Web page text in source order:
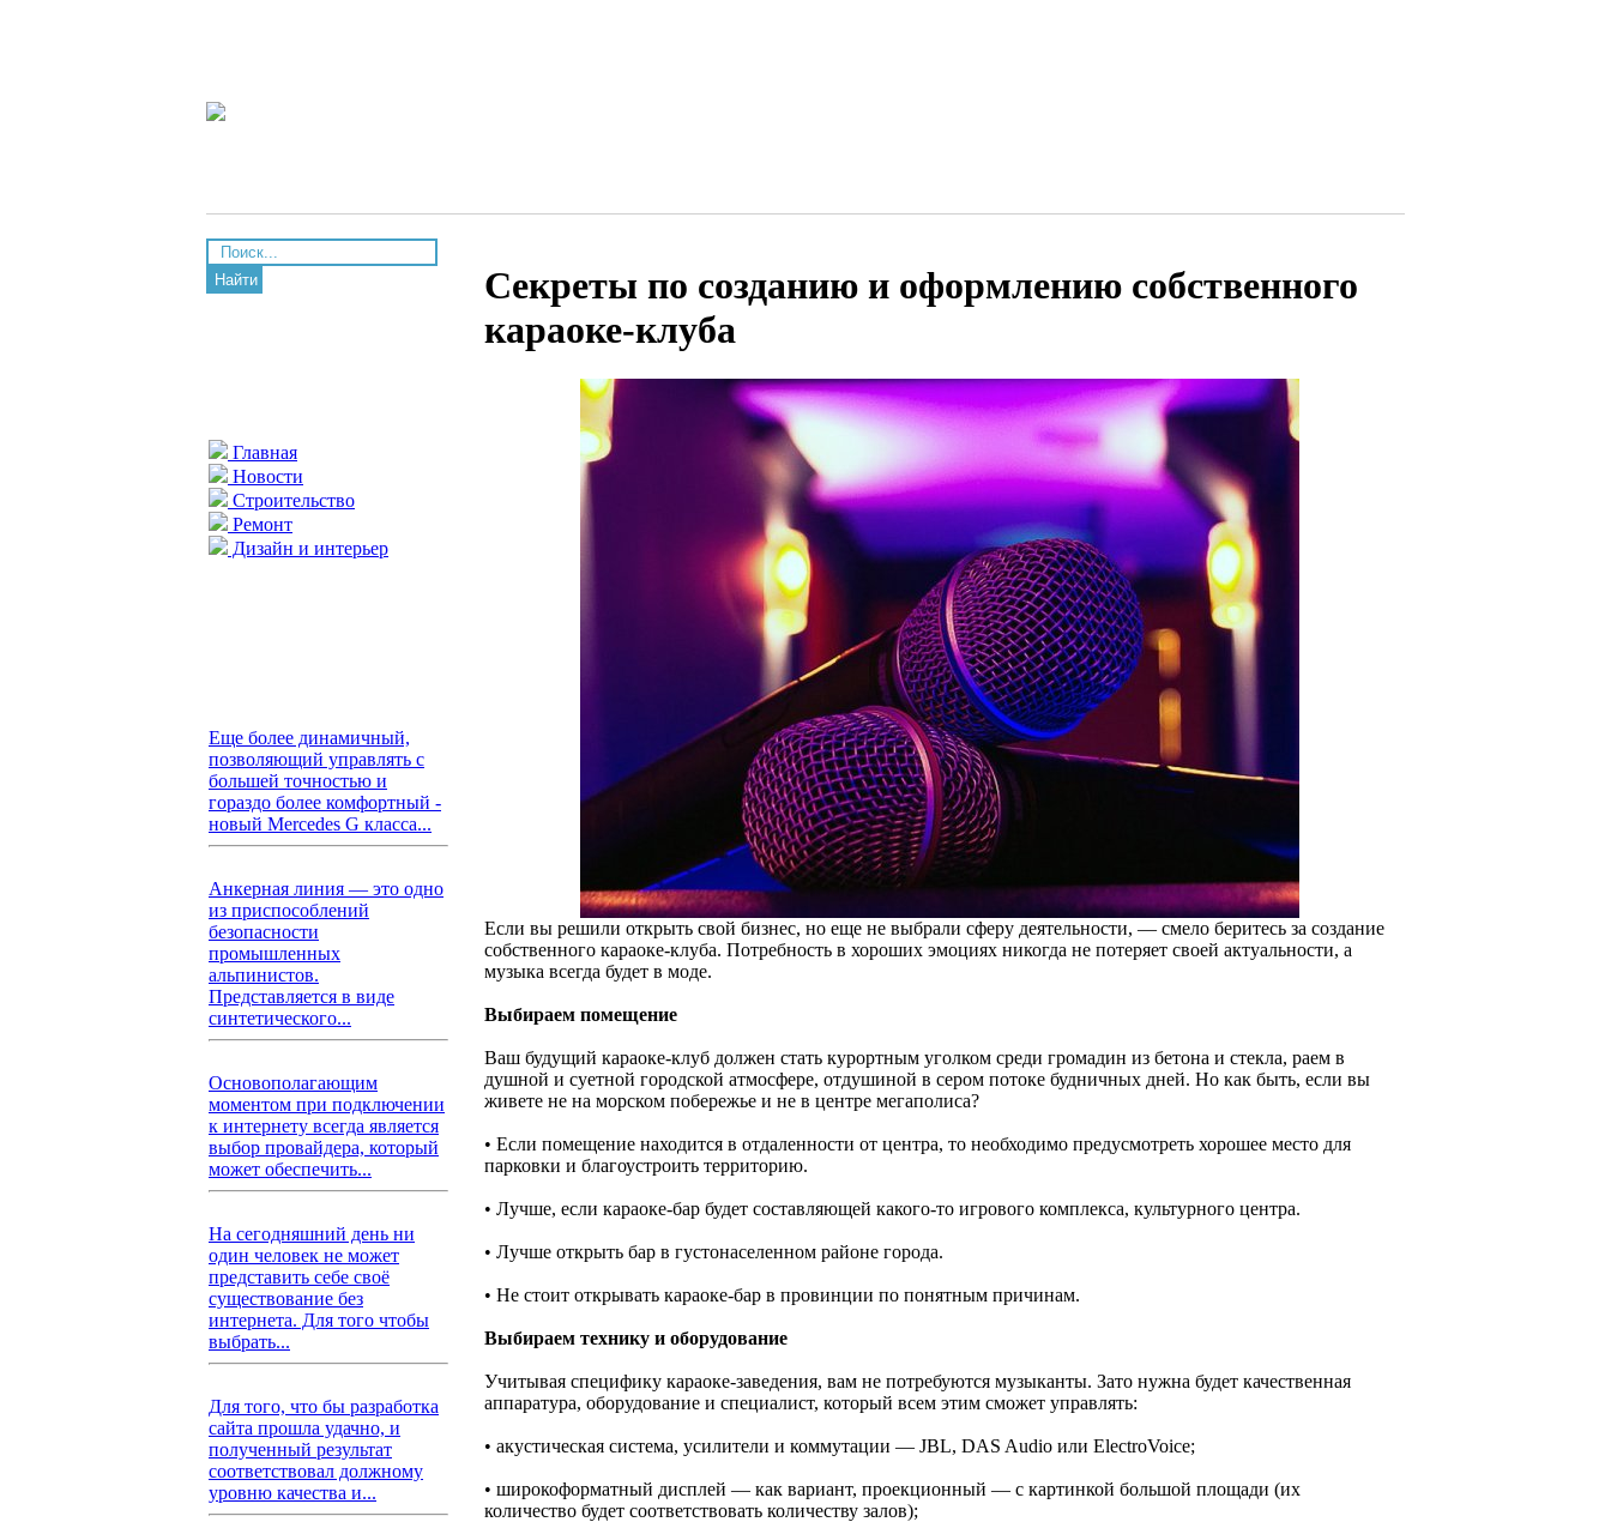
Найти
Главная
Новости
Строительство
Ремонт
Дизайн и интерьер
Еще более динамичный,
позволяющий управлять с
большей точностью и
гораздо более комфортный -
новый Mercedes G класса...
Анкерная линия — это одно
из приспособлений
безопасности
промышленных
альпинистов.
Представляется в виде
синтетического...
Основополагающим
моментом при подключении
к интернету всегда является
выбор провайдера, который
может обеспечить...
На сегодняшний день ни
один человек не может
представить себе своё
существование без
интернета. Для того чтобы
выбрать...
Для того, что бы разработка
сайта прошла удачно, и
полученный результат
соответствовал должному
уровню качества и...
Секреты по созданию и оформлению собственного
караоке-клуба
Если вы решили открыть свой бизнес, но еще не выбрали сферу деятельности, — смело беритесь за создание
собственного караоке-клуба. Потребность в хороших эмоциях никогда не потеряет своей актуальности, а
музыка всегда будет в моде.
Выбираем помещение
Ваш будущий караоке-клуб должен стать курортным уголком среди громадин из бетона и стекла, раем в
душной и суетной городской атмосфере, отдушиной в сером потоке будничных дней. Но как быть, если вы
живете не на морском побережье и не в центре мегаполиса?
• Если помещение находится в отдаленности от центра, то необходимо предусмотреть хорошее место для
парковки и благоустроить территорию.
• Лучше, если караоке-бар будет составляющей какого-то игрового комплекса, культурного центра.
• Лучше открыть бар в густонаселенном районе города.
• Не стоит открывать караоке-бар в провинции по понятным причинам.
Выбираем технику и оборудование
Учитывая специфику караоке-заведения, вам не потребуются музыканты. Зато нужна будет качественная
аппаратура, оборудование и специалист, который всем этим сможет управлять:
• акустическая система, усилители и коммутации — JBL, DAS Audio или ElectroVoice;
• широкоформатный дисплей — как вариант, проекционный — с картинкой большой площади (их
количество будет соответствовать количеству залов);